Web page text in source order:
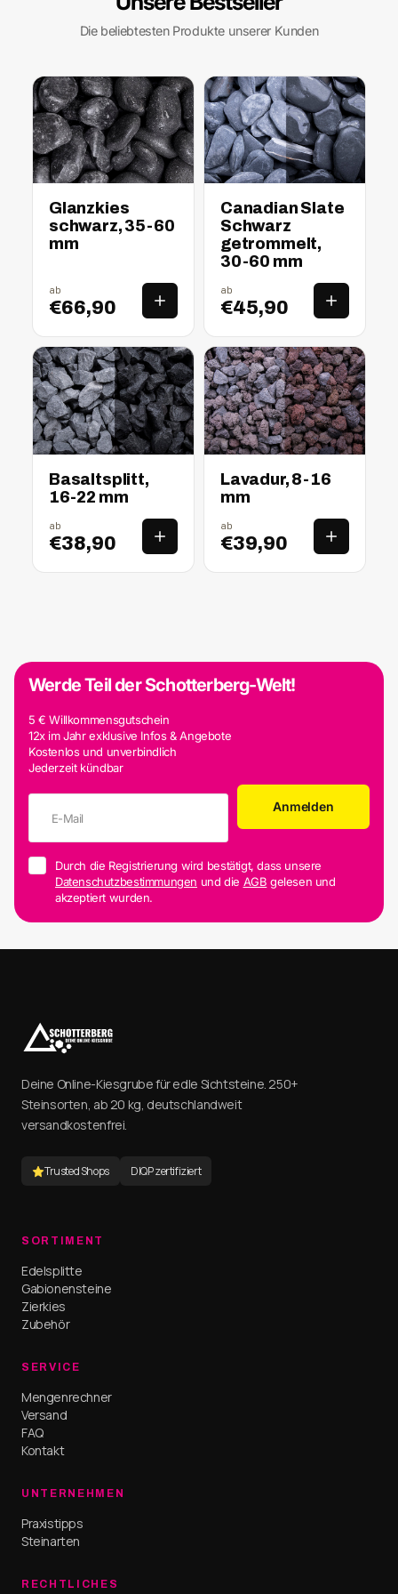
Die beliebtesten Produkte unserer Kunden
nass trocken
Glanzkies
schwarz, 35-60
mm
ab
€66,90
nass trocken
Canadian Slate
Schwarz
getrommelt,
30-60 mm
ab
€45,90
nass trocken
Basaltsplitt,
16-22 mm
ab
€38,90
nass trocken
Lavadur, 8-16
mm
ab
€39,90
Werde Teil der Schotterberg-Welt!
5 € Willkommensgutschein
12x im Jahr exklusive Infos & Angebote
Kostenlos und unverbindlich
Jederzeit kündbar
Anmelden
Durch die Registrierung wird bestätigt, dass unsere
Datenschutzbestimmungen und die AGB gelesen und
akzeptiert wurden.
Deine Online-Kiesgrube für edle Sichtsteine. 250+
Steinsorten, ab 20 kg, deutschlandweit
versandkostenfrei.
Trusted Shops DIQP zertifiziert
SORTIMENT
Edelsplitte
Gabionensteine
Zierkies
Zubehör
SERVICE
Mengenrechner
Versand
FAQ
Kontakt
UNTERNEHMEN
Praxistipps
Steinarten
RECHTLICHES